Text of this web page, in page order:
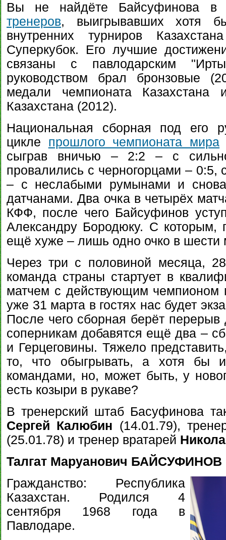
Вы не найдёте Байсуфинова
тренеров, выигрывавших хотя
внутренних турниров
Суперкубок. Его лучшие
связаны с павлодарским
руководством брал бронзовые
медали чемпионата
Казахстана (2012).
Национальная сборная под его
цикле прошлого чемпионата мира
сыграв вничью – 2:2 – с
провалились с черногорцами –
– с неслабыми румынами и
датчанами. Два очка в четырёх
КФФ, после чего Байсуфинов
Александру Бородюку. С которым,
ещё хуже – лишь одно очко в шести
Через три с половиной месяца,
команда страны стартует в
матчем с действующим
уже 31 марта в гостях нас будет
После чего сборная берёт перерыв
соперникам добавятся ещё два –
и Герцеговины. Тяжело
то, что обыгрывать, а хотя бы
командами, но, может быть, у
есть козыри в рукаве?
В тренерский штаб Басуфинова
Сергей Калюбин (14.01.79),
(25.01.78) и тренер вратарей
Талгат Маруанович БАЙСУФИНОВ
Гражданство: Республика
Казахстан. Родился 4
сентября 1968 года в
Павлодаре.